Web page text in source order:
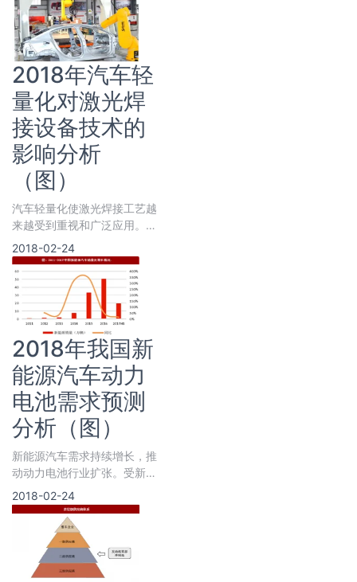
2018年汽车轻
量化对激光焊
接设备技术的
影响分析
（图）
汽车轻量化使激光焊接工艺越
来越受到重视和广泛应用。
《促进汽车动力电池产业发展
行动方案》中提到要发展汽车
轻量化技术
2018-02-24
2018年我国新
能源汽车动力
电池需求预测
分析（图）
新能源汽车需求持续增长，推
动动力电池行业扩张。受新能
源汽车补贴减少影响，2017
年上半年国内新能源汽车销量
为19.5万辆
2018-02-24